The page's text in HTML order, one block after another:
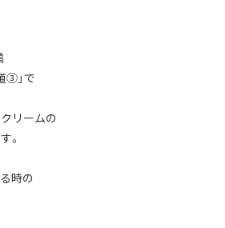
③」で
リームの
。
時の